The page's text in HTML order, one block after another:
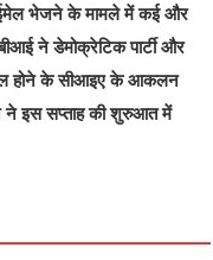
ईमेल भेजने के मामले में कई और
ने डेमोक्रेटिक पार्टी और
होने के सीआइए के आकलन
ने इस सप्ताह की शुरुआत में